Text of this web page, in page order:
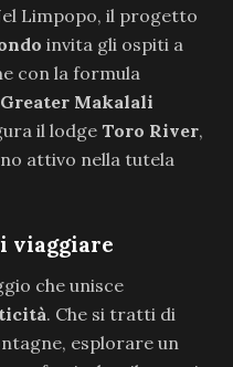
Limpopo, il progetto
invita gli ospiti a
con la formula
Greater Makalali
il lodge Toro River,
attivo nella tutela
viaggiare
che unisce
. Che si tratti di
esplorare un